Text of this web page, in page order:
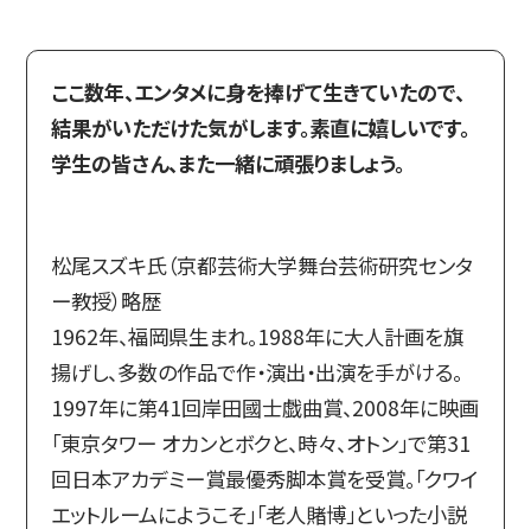
ここ数年、エンタメに身を捧げて生きていたので、
結果がいただけた気がします。素直に嬉しいです。
学生の皆さん、また一緒に頑張りましょう。
松尾スズキ氏（京都芸術大学舞台芸術研究センタ
ー教授）略歴
1962年、福岡県生まれ。1988年に大人計画を旗
揚げし、多数の作品で作・演出・出演を手がける。
1997年に第41回岸田國士戯曲賞、2008年に映画
「東京タワー オカンとボクと、時々、オトン」で第31
回日本アカデミー賞最優秀脚本賞を受賞。「クワイ
エットルームにようこそ」「老人賭博」といった小説